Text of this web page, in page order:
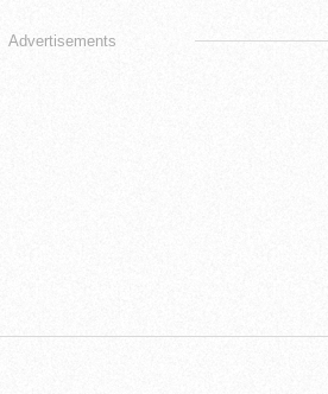
Advertisements